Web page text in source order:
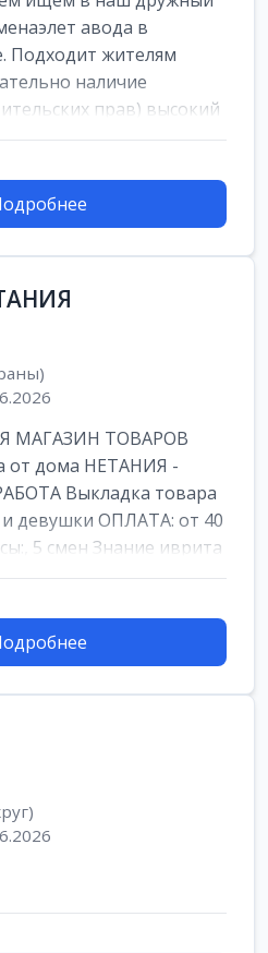
авода в
Подходит жителям
наличие
прав) высокий
МАГАЗИН ТОВАРОВ
дома НЕТАНИЯ -
Выкладка товара
девушки ОПЛАТА: от 40
5 смен Знание иврита